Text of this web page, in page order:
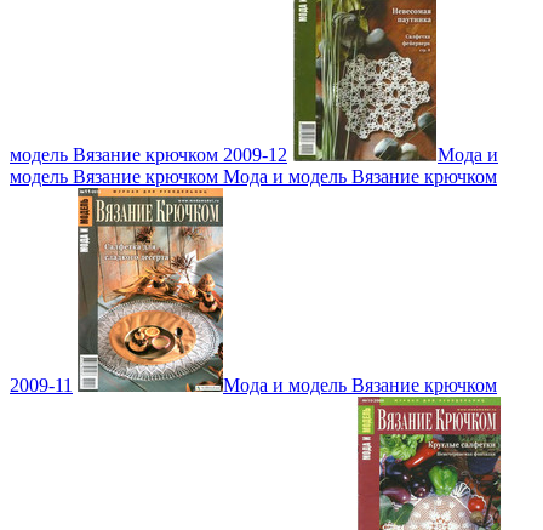
модель Вязание крючком 2009-12
Мода и
модель Вязание крючком Мода и модель Вязание крючком
2009-11 Мода и модель Вязание крючком